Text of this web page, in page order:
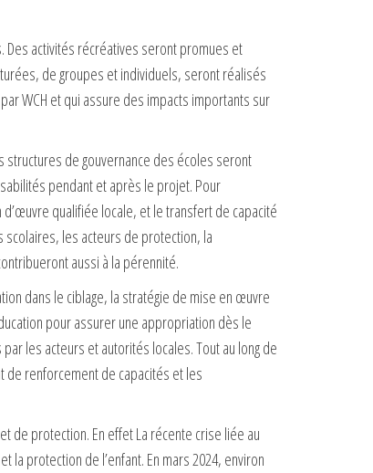
activités récréatives seront promues et
de groupes et individuels, seront réalisés
WCH et qui assure des impacts importants sur
de gouvernance des écoles seront
pendant et après le projet. Pour
qualifiée locale, et le transfert de capacité
scolaires, les acteurs de protection, la
aussi à la pérennité.
dans le ciblage, la stratégie de mise en œuvre
pour assurer une appropriation dès le
les acteurs et autorités locales. Tout au long de
renforcement de capacités et les
de protection. En effet La récente crise liée au
protection de l’enfant. En mars 2024, environ